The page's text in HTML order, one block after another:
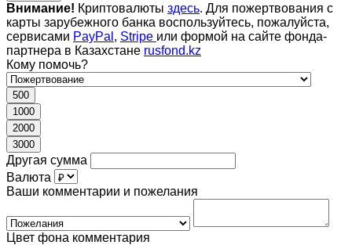
Внимание! Криптовалюты здесь. Для пожертвования с
карты зарубежного банка воспользуйтесь, пожалуйста,
сервисами PayPal , Stripe или формой на сайте фонда-
партнера в Казахстане rusfond.kz
Кому помочь?
500
1000
2000
3000
Другая сумма
Валюта
Ваши комментарии и пожелания
Цвет фона комментария